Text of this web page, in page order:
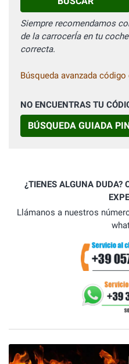
Siempre recomendamos
de la carrocerÍa en tu
correcta.
Búsqueda avanzada
NO ENCUENTRAS TU
BÚSQUEDA GUIADA
¿TIENES ALGUNA DUDA?
Llámanos a nuestros